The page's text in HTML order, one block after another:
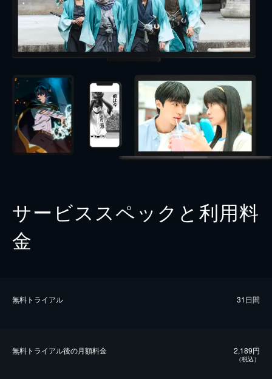
サービススペックと利用料
金
無料トライアル 31日間
無料トライアル後の⽉額料金 2,189円
（税込）